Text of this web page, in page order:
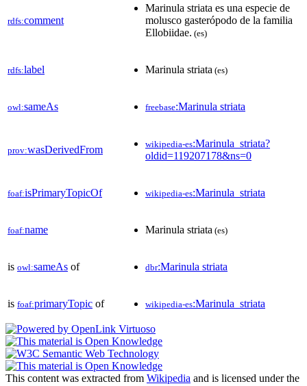
rdfs:comment
Marinula striata es una especie de
molusco gasterópodo de la familia
Ellobiidae. (es)
rdfs:label Marinula striata (es)
owl:sameAs freebase:Marinula striata
prov:wasDerivedFrom wikipedia-es:Marinula_striata?
oldid=119207178&ns=0
foaf:isPrimaryTopicOf wikipedia-es:Marinula_striata
foaf:name Marinula striata (es)
is owl:sameAs of dbr:Marinula striata
is foaf:primaryTopic of wikipedia-es:Marinula_striata
This content was extracted from Wikipedia and is licensed under the